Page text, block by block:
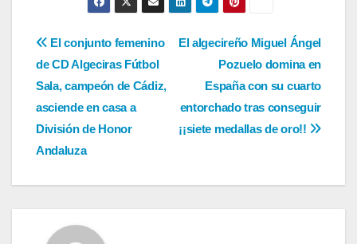
Navegación
de
entradas
El algecireño Miguel Ángel
Pozuelo domina en
España con su cuarto
entorchado tras conseguir
¡¡siete medallas de oro!!
El conjunto femenino
de CD Algeciras Fútbol
Sala, campeón de Cádiz,
asciende en casa a
División de Honor
Andaluza